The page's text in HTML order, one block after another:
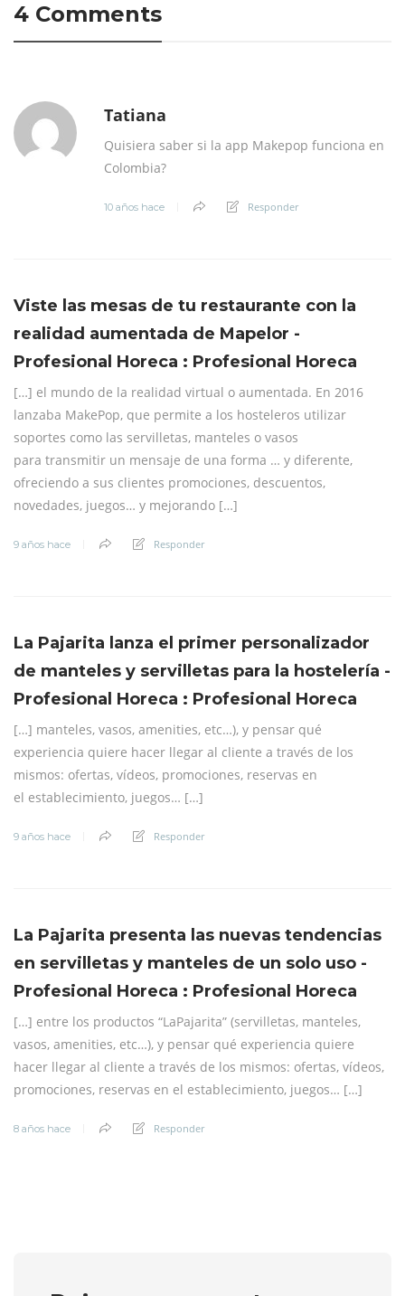
4 Comments
Tatiana
Quisiera saber si la app Makepop funciona en
Colombia?
10 años hace Responder
Viste las mesas de tu restaurante con la
realidad aumentada de Mapelor -
Profesional Horeca : Profesional Horeca
[…] el mundo de la realidad virtual o aumentada. En 2016
lanzaba MakePop, que permite a los hosteleros utilizar
soportes como las servilletas, manteles o vasos
para transmitir un mensaje de una forma … y diferente,
ofreciendo a sus clientes promociones, descuentos,
novedades, juegos… y mejorando […]
9 años hace Responder
La Pajarita lanza el primer personalizador
de manteles y servilletas para la hostelería -
Profesional Horeca : Profesional Horeca
[…] manteles, vasos, amenities, etc…), y pensar qué
experiencia quiere hacer llegar al cliente a través de los
mismos: ofertas, vídeos, promociones, reservas en
el establecimiento, juegos… […]
9 años hace Responder
La Pajarita presenta las nuevas tendencias
en servilletas y manteles de un solo uso -
Profesional Horeca : Profesional Horeca
[…] entre los productos “LaPajarita” (servilletas, manteles,
vasos, amenities, etc…), y pensar qué experiencia quiere
hacer llegar al cliente a través de los mismos: ofertas, vídeos,
promociones, reservas en el establecimiento, juegos… […]
8 años hace Responder